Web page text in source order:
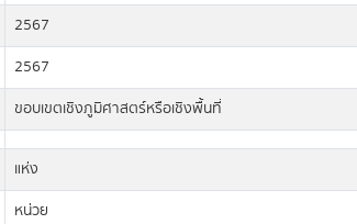
2567
2567
ขอบเขตเชิงภูมิศาสตร์หรือเชิงพื้นที่
แห่ง
หน่วย